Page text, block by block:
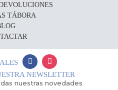
TÁBORA
NEWSLETTER
nuestras novedades